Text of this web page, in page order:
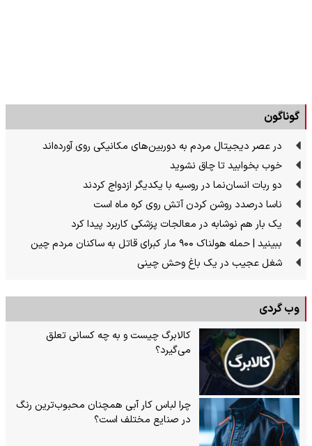
گوناگون
در عصر دیجیتال مردم به دوربین‌های مکانیکی روی آورده‌اند
خوب بخوابید تا چاق نشوید
دو ربات انسان‌نما در روسیه با یکدیگر ازدواج کردند
ناسا درصدد روشن کردن آتش روی کره ماه است
یک بار هم نوشابه در معالجات پزشکی کاربرد پیدا کرد
ببینید | حمله هولناک ۹۰۰ مار کبرای قاتل به ساکنان مردم چین
شغل عجیب در یک باغ وحش چینی
وب گردی
کالابرگ چیست و به چه کسانی تعلق
می‌گیرد؟
چرا لباس کار آبی همچنان محبوب‌ترین رنگ
در صنایع مختلف است؟